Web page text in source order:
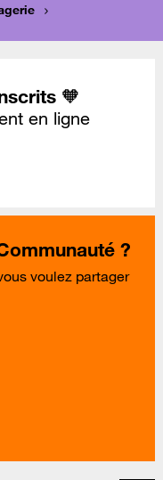
🧡
en ligne
?
voulez partager